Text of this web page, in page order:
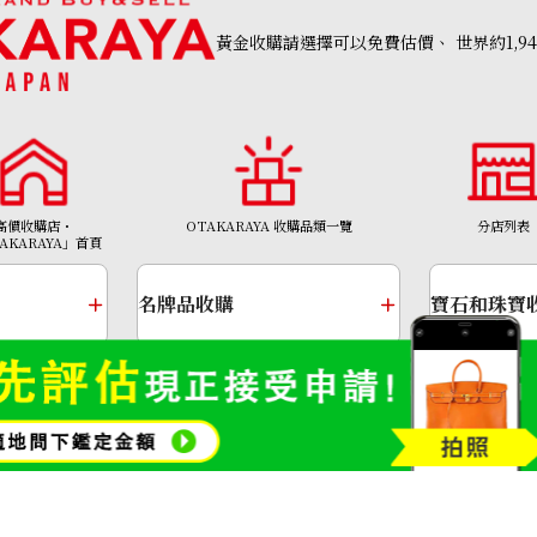
Pt900 K14WG
參考回收價
HKD 9,907.50
黃金收購請選擇可以免費估價、 世界約
價收購店・
」首頁
OTAKARAYA 收購品類一覽 分店列表
金幣及銀幣
名牌品收購 寶石和珠寶